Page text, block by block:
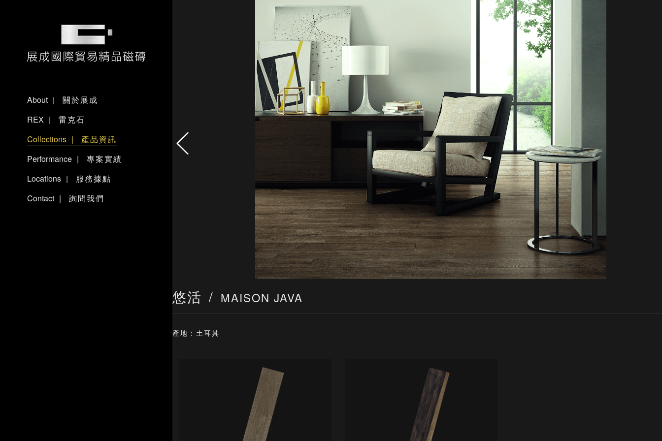
展成國際貿易精品磁磚
About
關於展成
REX
雷克石
Collections
產品資訊
Performance
專案實績
Locations
服務據點
Contact
詢問我們
悠活 MAISON JAVA
產地：土耳其